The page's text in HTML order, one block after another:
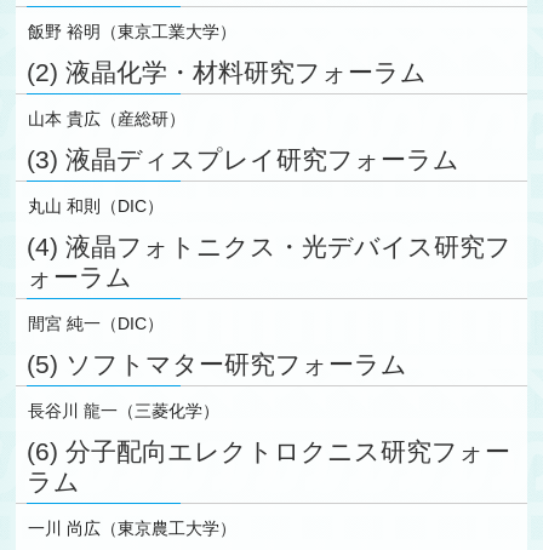
飯野 裕明（東京工業大学）
(2) 液晶化学・材料研究フォーラム
山本 貴広（産総研）
(3) 液晶ディスプレイ研究フォーラム
丸山 和則（DIC）
(4) 液晶フォトニクス・光デバイス研究フ
ォーラム
間宮 純一（DIC）
(5) ソフトマター研究フォーラム
長谷川 龍一（三菱化学）
(6) 分子配向エレクトロクニス研究フォー
ラム
一川 尚広（東京農工大学）